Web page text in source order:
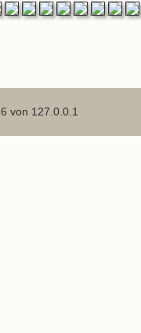
von 127.0.0.1